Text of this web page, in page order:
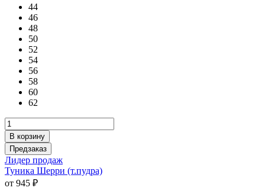
44
46
48
50
52
54
56
58
60
62
В корзину
Предзаказ
Лидер продаж
Туника Шерри (т.пудра)
от 945 ₽